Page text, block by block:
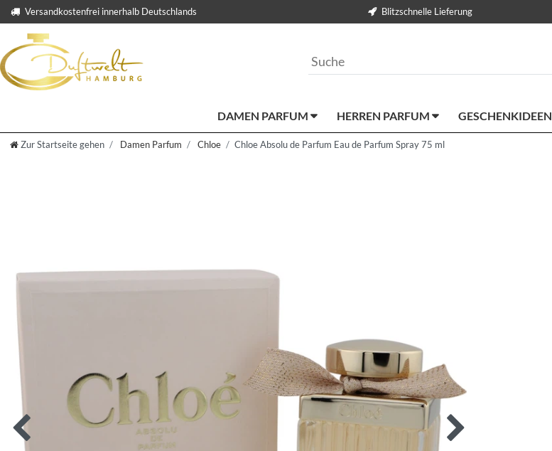
Versandkostenfrei innerhalb Deutschlands Blitzschnelle Lieferung
DAMEN PARFUM HERREN PARFUM GESCHENKIDEEN
Zur Startseite gehen Damen Parfum Chloe Chloe Absolu de Parfum Eau de Parfum Spray 75 ml